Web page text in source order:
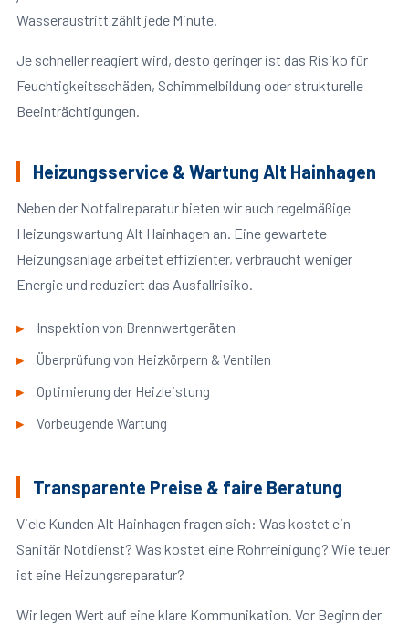
Wasseraustritt zählt jede Minute.
Je schneller reagiert wird, desto geringer ist das Risiko für
Feuchtigkeitsschäden, Schimmelbildung oder strukturelle
Beeinträchtigungen.
Heizungsservice & Wartung Alt Hainhagen
Neben der Notfallreparatur bieten wir auch regelmäßige
Heizungswartung Alt Hainhagen an. Eine gewartete
Heizungsanlage arbeitet effizienter, verbraucht weniger
Energie und reduziert das Ausfallrisiko.
Inspektion von Brennwertgeräten
Überprüfung von Heizkörpern & Ventilen
Optimierung der Heizleistung
Vorbeugende Wartung
Transparente Preise & faire Beratung
Viele Kunden Alt Hainhagen fragen sich: Was kostet ein
Sanitär Notdienst? Was kostet eine Rohrreinigung? Wie teuer
ist eine Heizungsreparatur?
Wir legen Wert auf eine klare Kommunikation. Vor Beginn der